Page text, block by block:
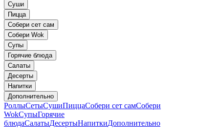
Суши
Пицца
Собери сет сам
Собери Wok
Супы
Горячие блюда
Салаты
Десерты
Напитки
Дополнительно
РоллыСетыСушиПиццаСобери сет самСобери
WokСупыГорячие
блюдаСалатыДесертыНапиткиДополнительно